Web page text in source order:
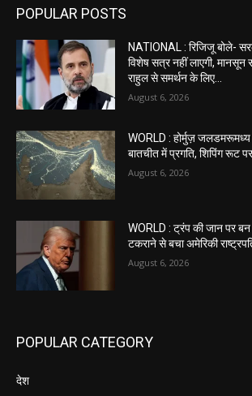
POPULAR POSTS
NATIONAL : रिजिजू बोले-
विशेष सत्र नहीं लाएगी, मानसून
राहुल से समर्थन के लिए...
August 6, 2026
WORLD : होर्मुज़
बातचीत में प्रगति, शिपिंग रूट
August 6, 2026
WORLD : ट्रंप की जान पर
टकराने से बचा अमेरिकी
August 6, 2026
POPULAR CATEGORY
देश